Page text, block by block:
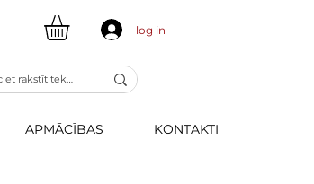
log in
APMĀCĪBAS KONTAKTI